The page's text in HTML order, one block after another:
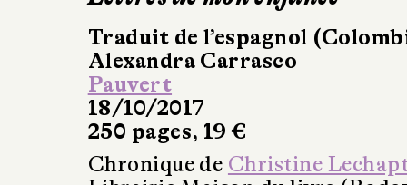
Traduit de l’espagnol
Alexandra Carrasco
Pauvert
18/10/2017
250 pages, 19 €
Chronique de Christine